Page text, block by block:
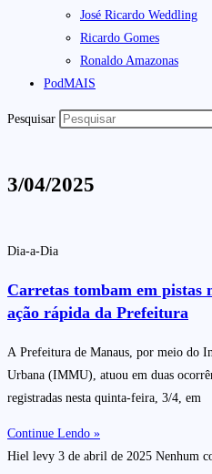
José Ricardo Weddling
Ricardo Gomes
Ronaldo Amazonas
PodMAIS
Pesquisar
3/04/2025
Dia-a-Dia
Carretas tombam em pistas
ação rápida da Prefeitura
A Prefeitura de Manaus, por meio do
Urbana (IMMU), atuou em duas
registradas nesta quinta-feira, 3/4, em
Continue Lendo »
Hiel levy 3 de abril de 2025 Nenhum